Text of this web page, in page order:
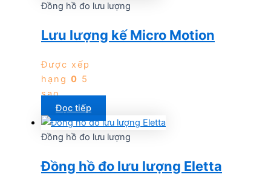
Đồng hồ đo lưu lượng
Lưu lượng kế Micro Motion
Được xếp
hạng 0 5
sao
Đọc tiếp
Đồng hồ đo lưu lượng
Đồng hồ đo lưu lượng Eletta